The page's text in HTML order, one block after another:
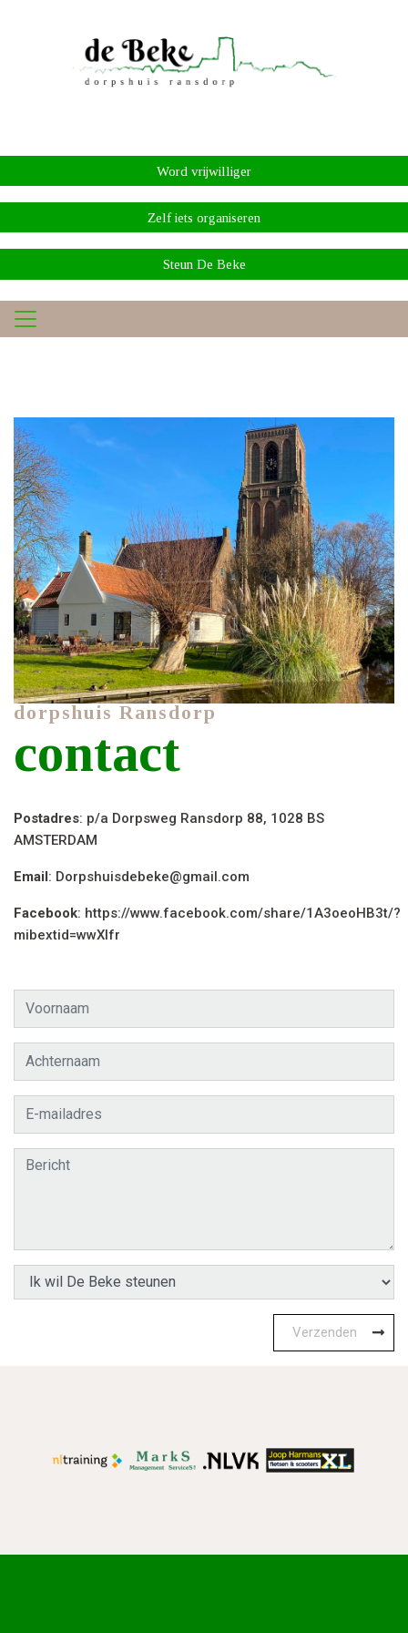
Word vrijwilliger
Zelf iets organiseren
Steun De Beke
dorpshuis Ransdorp
contact
Postadres: p/a Dorpsweg Ransdorp 88, 1028 BS
AMSTERDAM
Email: Dorpshuisdebeke@gmail.com
Facebook: https://www.facebook.com/share/1A3oeoHB3t/?
mibextid=wwXIfr
Verzenden